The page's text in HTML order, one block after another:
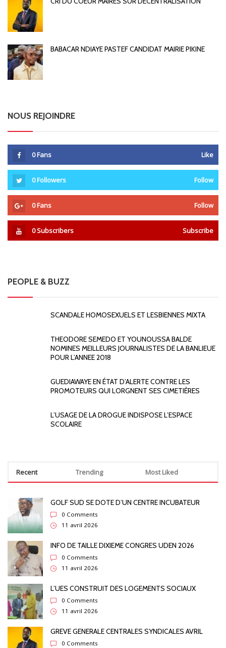
BABACAR NDIAYE PASTEF CANDIDAT MAIRIE PIKINE
NOUS REJOINDRE
0Fans Like
0Followers Follow
0Fans Follow
0Subscribers Subscribe
PEOPLE & BUZZ
SCANDALE HOMOSEXUELS ET LESBIENNES MIXTA
THEODORE SEMEDO ET YOUNOUSSA BALDE
NOMINES MEILLEURS JOURNALISTES DE LA BANLIEUE
POUR L’ANNEE 2018
GUEDIAWAYE EN ÉTAT D’ALERTE CONTRE LES
PROMOTEURS QUI LORGNENT SES CIMETIÈRES
L’USAGE DE LA DROGUE INDISPOSE L’ESPACE
SCOLAIRE
Recent Trending Most Liked
GOLF SUD SE DOTE D’UN CENTRE INCUBATEUR
0 Comments
11 avril 2026
INFO DE TAILLE DIXIEME CONGRES UDEN 2026
0 Comments
11 avril 2026
L’UES CONSTRUIT DES LOGEMENTS SOCIAUX
0 Comments
11 avril 2026
GREVE GENERALE CENTRALES SYNDICALES AVRIL
0 Comments